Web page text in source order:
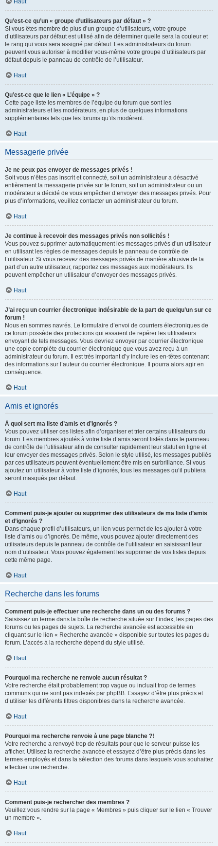
Haut
Qu’est-ce qu’un « groupe d’utilisateurs par défaut » ?
Si vous êtes membre de plus d’un groupe d’utilisateurs, votre groupe
d’utilisateurs par défaut est utilisé afin de déterminer quelle sera la couleur et
le rang qui vous sera assigné par défaut. Les administrateurs du forum
peuvent vous autoriser à modifier vous-même votre groupe d’utilisateurs par
défaut depuis le panneau de contrôle de l’utilisateur.
Haut
Qu’est-ce que le lien « L’équipe » ?
Cette page liste les membres de l’équipe du forum que sont les
administrateurs et les modérateurs, en plus de quelques informations
supplémentaires tels que les forums qu’ils modèrent.
Haut
Messagerie privée
Je ne peux pas envoyer de messages privés !
Soit vous n’êtes pas inscrit et connecté, soit un administrateur a désactivé
entièrement la messagerie privée sur le forum, soit un administrateur ou un
modérateur a décidé de vous empêcher d’envoyer des messages privés. Pour
plus d’informations, veuillez contacter un administrateur du forum.
Haut
Je continue à recevoir des messages privés non sollicités !
Vous pouvez supprimer automatiquement les messages privés d’un utilisateur
en utilisant les règles de messages depuis le panneau de contrôle de
l’utilisateur. Si vous recevez des messages privés de manière abusive de la
part d’un autre utilisateur, rapportez ces messages aux modérateurs. Ils
peuvent empêcher un utilisateur d’envoyer des messages privés.
Haut
J’ai reçu un courrier électronique indésirable de la part de quelqu’un sur ce
forum !
Nous en sommes navrés. Le formulaire d’envoi de courriers électroniques de
ce forum possède des protections qui essaient de repérer les utilisateurs
envoyant de tels messages. Vous devriez envoyer par courrier électronique
une copie complète du courrier électronique que vous avez reçu à un
administrateur du forum. Il est très important d’y inclure les en-têtes contenant
des informations sur l’auteur du courrier électronique. Il pourra alors agir en
conséquence.
Haut
Amis et ignorés
À quoi sert ma liste d’amis et d’ignorés ?
Vous pouvez utiliser ces listes afin d’organiser et trier certains utilisateurs du
forum. Les membres ajoutés à votre liste d’amis seront listés dans le panneau
de contrôle de l’utilisateur afin de consulter rapidement leur statut en ligne et
leur envoyer des messages privés. Selon le style utilisé, les messages publiés
par ces utilisateurs peuvent éventuellement être mis en surbrillance. Si vous
ajoutez un utilisateur à votre liste d’ignorés, tous les messages qu’il publiera
seront masqués par défaut.
Haut
Comment puis-je ajouter ou supprimer des utilisateurs de ma liste d’amis
et d’ignorés ?
Dans chaque profil d’utilisateurs, un lien vous permet de les ajouter à votre
liste d’amis ou d’ignorés. De même, vous pouvez ajouter directement des
utilisateurs depuis le panneau de contrôle de l’utilisateur en saisissant leur
nom d’utilisateur. Vous pouvez également les supprimer de vos listes depuis
cette même page.
Haut
Recherche dans les forums
Comment puis-je effectuer une recherche dans un ou des forums ?
Saisissez un terme dans la boîte de recherche située sur l’index, les pages des
forums ou les pages de sujets. La recherche avancée est accessible en
cliquant sur le lien « Recherche avancée » disponible sur toutes les pages du
forum. L’accès à la recherche dépend du style utilisé.
Haut
Pourquoi ma recherche ne renvoie aucun résultat ?
Votre recherche était probablement trop vague ou incluait trop de termes
communs qui ne sont pas indexés par phpBB. Essayez d’être plus précis et
d’utiliser les différents filtres disponibles dans la recherche avancée.
Haut
Pourquoi ma recherche renvoie à une page blanche ?!
Votre recherche a renvoyé trop de résultats pour que le serveur puisse les
afficher. Utilisez la recherche avancée et essayez d’être plus précis dans les
termes employés et dans la sélection des forums dans lesquels vous souhaitez
effectuer une recherche.
Haut
Comment puis-je rechercher des membres ?
Veuillez vous rendre sur la page « Membres » puis cliquer sur le lien « Trouver
un membre ».
Haut